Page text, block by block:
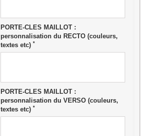
PORTE-CLES MAILLOT :
personnalisation du RECTO (couleurs,
textes etc) *
PORTE-CLES MAILLOT :
personnalisation du VERSO (couleurs,
textes etc) *